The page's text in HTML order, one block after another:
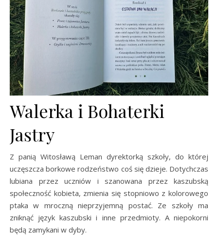
Walerka i Bohaterki
Jastry
Z panią Witosławą Leman dyrektorką szkoły, do której
uczęszcza borkowe rodzeństwo coś się dzieje. Dotychczas
lubiana przez uczniów i szanowana przez kaszubską
społeczność kobieta, zmienia się stopniowo z kolorowego
ptaka w mroczną nieprzyjemną postać. Ze szkoły ma
zniknąć język kaszubski i inne przedmioty. A niepokorni
będą zamykani w dyby.